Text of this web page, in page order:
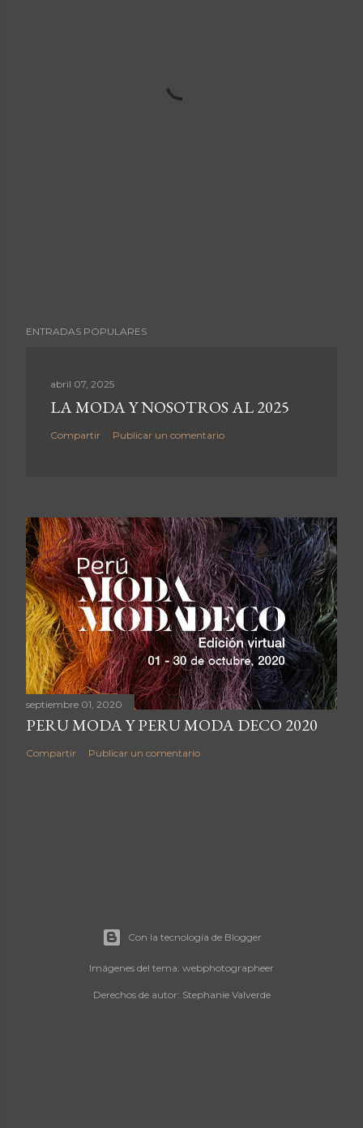
ENTRADAS POPULARES
abril 07, 2025
LA MODA Y NOSOTROS AL 2025
Compartir Publicar un comentario
septiembre 01, 2020
PERU MODA Y PERU MODA DECO 2020
Compartir Publicar un comentario
Con la tecnología de Blogger
Imágenes del tema: webphotographeer
Derechos de autor: Stephanie Valverde